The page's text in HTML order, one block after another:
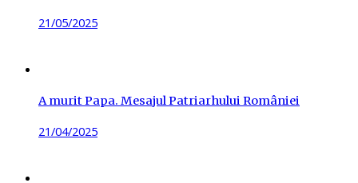
Posted
21/05/2025
A murit Papa. Mesajul Patriarhului României
Posted
21/04/2025